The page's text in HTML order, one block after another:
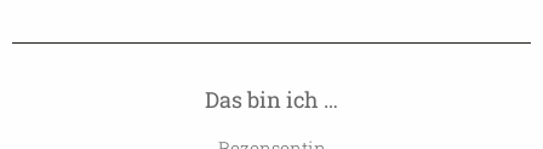
Das bin ich …